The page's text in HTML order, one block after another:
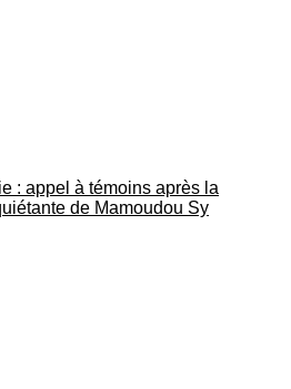
: appel à témoins après la
de Mamoudou Sy